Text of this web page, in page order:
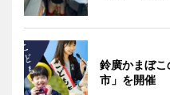
鈴廣かまぼ
市」を開催